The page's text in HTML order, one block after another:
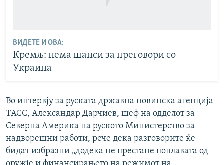
ВИДЕТЕ И ОВА:
Кремљ: нема шанси за преговори со
Украина
Во интервју за руската државна новинска агенција
ТАСС, Александар Дарчиев, шеф на одделот за
Северна Америка на руското Министерство за
надворешни работи, рече дека разговорите ќе
бидат избразни „додека не престане поплавата од